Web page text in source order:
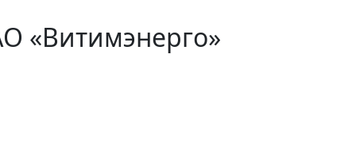
«Витимэнерго»